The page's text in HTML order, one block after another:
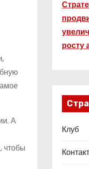
А
чтобы
росту
Клуб